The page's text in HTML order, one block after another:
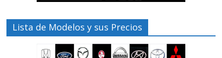
Lista de Modelos y sus Precios